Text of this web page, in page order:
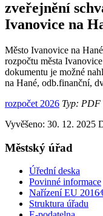
zveřejnění
Ivanovice na
Město Ivanovice na
rozpočtu města
dokumentu je možné
na Hané, odb.finanční,
rozpočet 2026 Typ: PDF
Vyvěšeno: 30. 12. 2025
Městský úřad
Úřední deska
Povinné informace
Nařízení EU
Struktura úřadu